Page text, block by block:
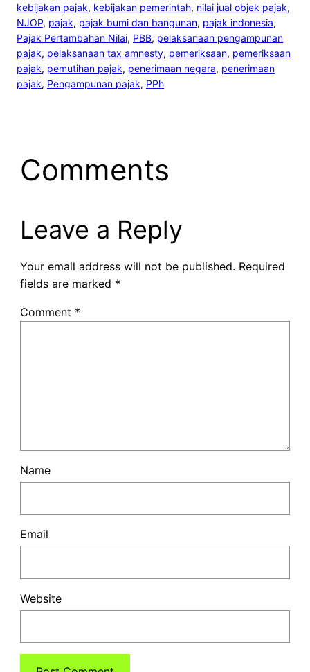
kebijakan pajak, kebijakan pemerintah, nilai jual objek pajak
NJOP, pajak, pajak bumi dan bangunan, pajak indonesia
Pajak Pertambahan Nilai, PBB, pelaksanaan pengampunan
pajak, pelaksanaan tax amnesty, pemeriksaan, pemeriksaan
pajak, pemutihan pajak, penerimaan negara, penerimaan
pajak, Pengampunan pajak, PPh
Comments
Leave a Reply
Your email address will not be published. Required
fields are marked *
Comment *
Name
Email
Website